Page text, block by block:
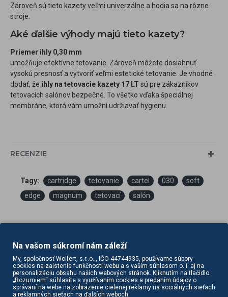
Zároveň sú tieto kazety veľmi univerzálne a hodia sa na rôzne
stroje.
Aké ďalšie výhody majú tieto kazety?
Priemer ihly 0,30 mm
umožňuje efektívne tetovanie. Zároveň môžete dosiahnuť
vysokú presnosť a vytvoriť veľmi estetické tetovanie. Je vhodné
dodať, že ihly na tetovacie kazety 17 LT sú pre zákazníkov
tetovacích salónov bezpečné. To všetko vďaka špeciálnej
membráne, ktorá vám umožní udržiavať hygienu.
RECENZIE
Tagy: cartridge tetovanie cartel 030
soft
edge
magnum tetovací salón
PODOBNÉ PRODUKTY SÚVISIACE PRODUKTY
Na vašom súkromí nám záleží
My, spoločnosť Wolfert, s.r..o.., IČO 44744935, používame súbory
cookies na zaistenie funkčnosti webu a s vaším súhlasom o. i. aj na
personalizáciu obsahu našich webových stránok. Kliknutím na tlačidlo
„Rozumiem“ súhlasíte s využívaním cookies a predaním údajov o
správaní na webe na zobrazenie cielenej reklamy na sociálnych sieťach
a reklamných sieťach na ďalších weboch.